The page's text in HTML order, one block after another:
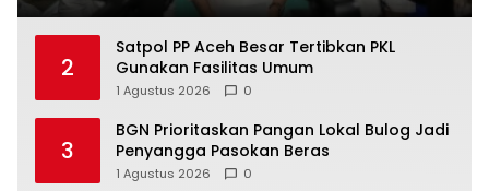
2
Satpol PP Aceh Besar Tertibkan PKL
Gunakan Fasilitas Umum
1 Agustus 2026 0
3
BGN Prioritaskan Pangan Lokal Bulog Jadi
Penyangga Pasokan Beras
1 Agustus 2026 0